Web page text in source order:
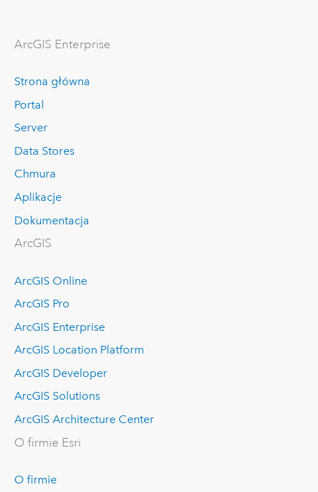
ArcGIS Enterprise
Strona główna
Portal
Server
Data Stores
Chmura
Aplikacje
Dokumentacja
ArcGIS
ArcGIS Online
ArcGIS Pro
ArcGIS Enterprise
ArcGIS Location Platform
ArcGIS Developer
ArcGIS Solutions
ArcGIS Architecture Center
O firmie Esri
O firmie